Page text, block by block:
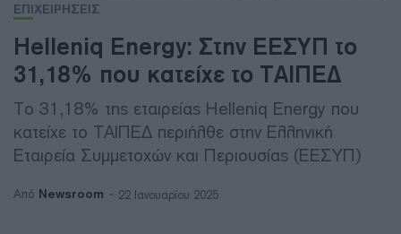
ΕΠΙΧΕΙΡΗΣΕΙΣ
Helleniq Energy: Στην ΕΕΣΥΠ το
31,18% που κατείχε το ΤΑΙΠΕΔ
To 31,18% της εταιρείας Helleniq Energy που
κατείχε το ΤΑΙΠΕΔ περιήλθε στην Ελληνική
Εταιρεία Συμμετοχών και Περιουσίας (ΕΕΣΥΠ)
Από Newsroom 22 Ιανουαρίου 2025